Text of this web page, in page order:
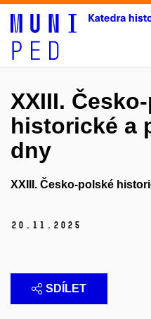
XXIII.
historické a
dny
XXIII. Česko-polské
20. 11. 2025
SDÍLET